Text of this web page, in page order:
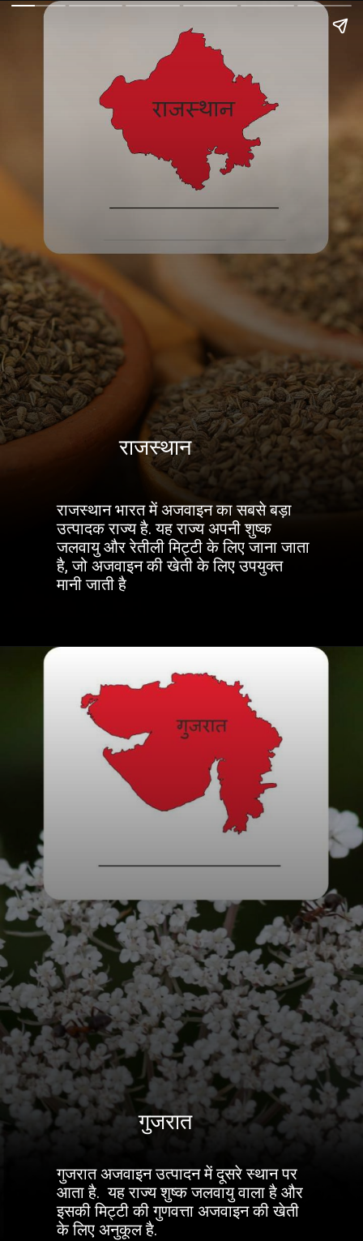
राजस्थान
राजस्थान भारत में अजवाइन का सबसे बड़ा
उत्पादक राज्य है. यह राज्य अपनी शुष्क
जलवायु और रेतीली मिट्टी के लिए जाना जाता
है, जो अजवाइन की खेती के लिए उपयुक्त
मानी जाती है
गुजरात
गुजरात अजवाइन उत्पादन में दूसरे स्थान पर
आता है. यह राज्य शुष्क जलवायु वाला है और
इसकी मिट्टी की गुणवत्ता अजवाइन की खेती
के लिए अनुकूल है.